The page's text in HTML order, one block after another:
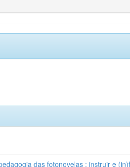
das fotonovelas : instruir e